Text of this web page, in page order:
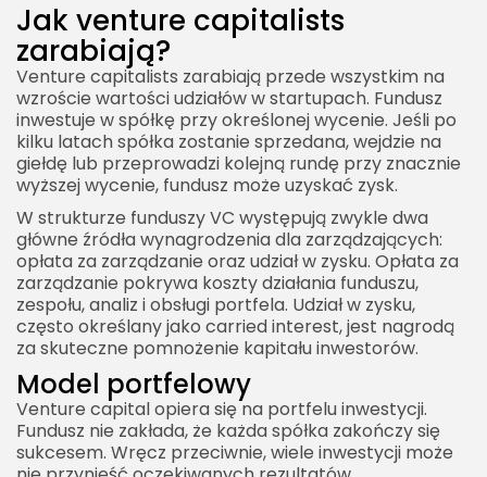
Jak venture capitalists
zarabiają?
Venture capitalists zarabiają przede wszystkim na
wzroście wartości udziałów w startupach. Fundusz
inwestuje w spółkę przy określonej wycenie. Jeśli po
kilku latach spółka zostanie sprzedana, wejdzie na
giełdę lub przeprowadzi kolejną rundę przy znacznie
wyższej wycenie, fundusz może uzyskać zysk.
W strukturze funduszy VC występują zwykle dwa
główne źródła wynagrodzenia dla zarządzających:
opłata za zarządzanie oraz udział w zysku. Opłata za
zarządzanie pokrywa koszty działania funduszu,
zespołu, analiz i obsługi portfela. Udział w zysku,
często określany jako carried interest, jest nagrodą
za skuteczne pomnożenie kapitału inwestorów.
Model portfelowy
Venture capital opiera się na portfelu inwestycji.
Fundusz nie zakłada, że każda spółka zakończy się
sukcesem. Wręcz przeciwnie, wiele inwestycji może